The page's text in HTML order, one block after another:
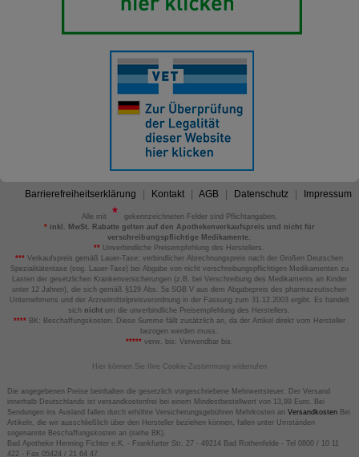
Barrierefreiheitserklärung Kontakt AGB Datenschutz Impressum
Alle mit
gekennzeichneten Felder sind Pflichtangaben.
*inkl. MwSt. Rabatte gelten auf den Apothekenverkaufspreis und nicht für
verschreibungspflichtige Medikamente.
** Unverbindliche Preisempfehlung des Herstellers.
*** Verkaufspreis gemäß Lauer-Taxe; verbindlicher Abrechnungspreis nach der Großen Deutschen
Spezialitätentaxe (sog. Lauer-Taxe) bei Abgabe von nicht verschreibungspflichtigen Medikamenten zu
Lasten der gesetzlichen Krankenversicherungen (z.B. bei Verschreibung des Medikaments an Kinder
unter 12 Jahren), die sich gemäß §129 Abs. 5a SGB V aus dem Abgabepreis des pharmazeutischen
Unternehmens und der Arzneimittelpreisverordnung in der Fassung zum 31.12.2003 ergibt. Es handelt
sich nicht um die unverbindliche Preisempfehlung des Herstellers.
****BK: Beschaffungskosten. Diese Summe fällt zusätzlich an, da der Artikel direkt vom Hersteller
bezogen werden muss.
*****verw. bis: Verwendbar bis.
Hier können Sie Ihre Cookie-Zustimmung widerrufen
Die angegebenen Preise beinhalten die gesetzlich vorgeschriebene Mehrwertsteuer. Der Versand
innerhalb Deutschlands ist versandkostenfrei bei einem Mindestbestellwert von 13,99 Euro. Bei
Sendungen ins Ausland fallen durch erhöhte Versicherungsgebühren Mehrkosten an VersandkostenBei
Artikeln, die wir ausschließlich über den Hersteller beziehen können, fallen unter Umständen
sogenannte Beschaffungskosten an (siehe BK).
Bad Apotheke Henning Fichter e.K. - Frankfurter Str. 27 - 49214 Bad Rothenfelde - Tel 0800 / 10 11
422 - Fax 05424 / 21 64 47